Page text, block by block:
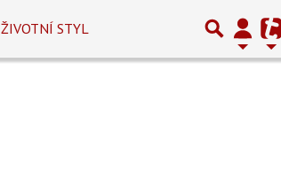
ŽIVOTNÍ STYL